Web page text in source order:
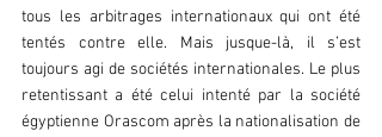
tous les arbitrages internationaux qui ont été
tentés contre elle. Mais jusque-là, il s’est
toujours agi de sociétés internationales. Le plus
retentissant a été celui intenté par la société
égyptienne Orascom après la nationalisation de